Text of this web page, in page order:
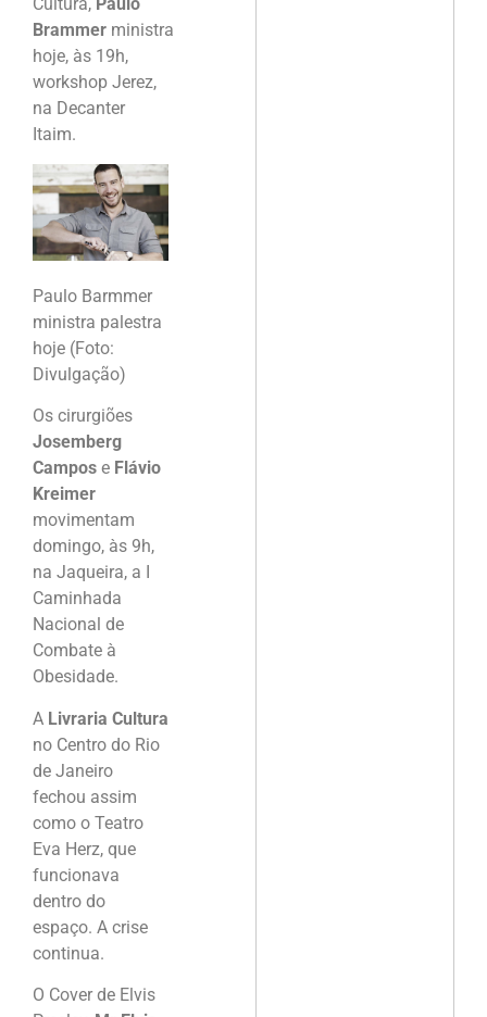
Brammer ministra
hoje, às 19h,
workshop Jerez,
na Decanter
Itaim.
Paulo Barmmer
ministra palestra
hoje (Foto:
Divulgação)
Os cirurgiões
Josemberg
Campos e Flávio
Kreimer
movimentam
domingo, às 9h,
na Jaqueira, a I
Caminhada
Nacional de
Combate à
Obesidade.
A Livraria Cultura
no Centro do Rio
de Janeiro
fechou assim
como o Teatro
Eva Herz, que
funcionava
dentro do
espaço. A crise
continua.
O Cover de Elvis